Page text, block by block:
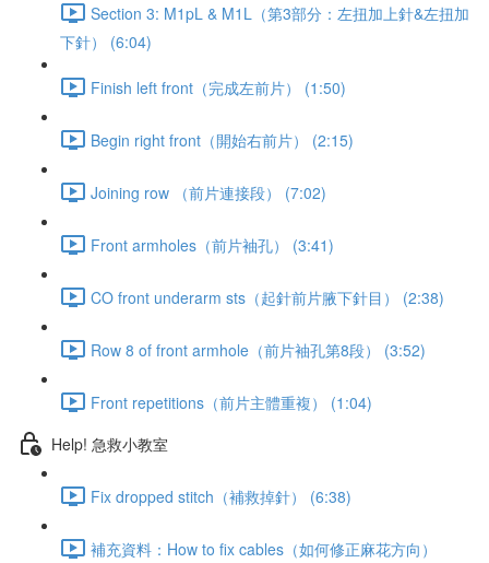
Section 3: M1pL & M1L（第3部分：左扭加上針&左扭加
下針） (6:04)
Finish left front（完成左前片） (1:50)
Begin right front（開始右前片） (2:15)
Joining row （前片連接段） (7:02)
Front armholes（前片袖孔） (3:41)
CO front underarm sts（起針前片腋下針目） (2:38)
Row 8 of front armhole（前片袖孔第8段） (3:52)
Front repetitions（前片主體重複） (1:04)
Help! 急救小教室
Fix dropped stitch（補救掉針） (6:38)
補充資料：How to fix cables（如何修正麻花方向）